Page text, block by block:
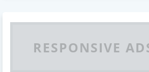
RESPONSIVE